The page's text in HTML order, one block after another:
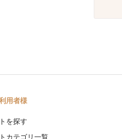
用者様
を探す
カテゴリ一覧